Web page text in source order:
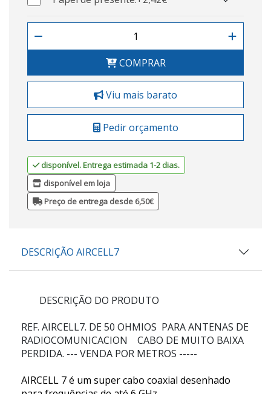
COMPRAR
Viu mais barato
Pedir orçamento
disponível. Entrega estimada 1-2 dias.
disponível em loja
Preço de entrega desde 6,50€
DESCRIÇÃO AIRCELL7
DESCRIÇÃO DO PRODUTO
REF. AIRCELL7. DE 50 OHMIOS PARA ANTENAS DE
RADIOCOMUNICACION CABO DE MUITO BAIXA
PERDIDA. --- VENDA POR METROS -----
AIRCELL 7 é um super cabo coaxial desenhado